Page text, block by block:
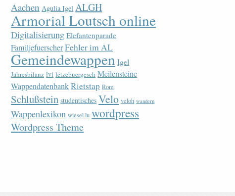
Aachen Agulia Igel ALGH
Armorial Loutsch online
Digitalisierung Elefantenparade
FamiljefuerscherFehler im AL
Gemeindewappen Igel
Jahresbilanz lvi lëtzebuergesch Meilensteine
WappendatenbankRietstap Rom
Schlußstein studentisches Velo veloh wandern
Wappenlexikon wiesel.lu wordpress
Wordpress Theme